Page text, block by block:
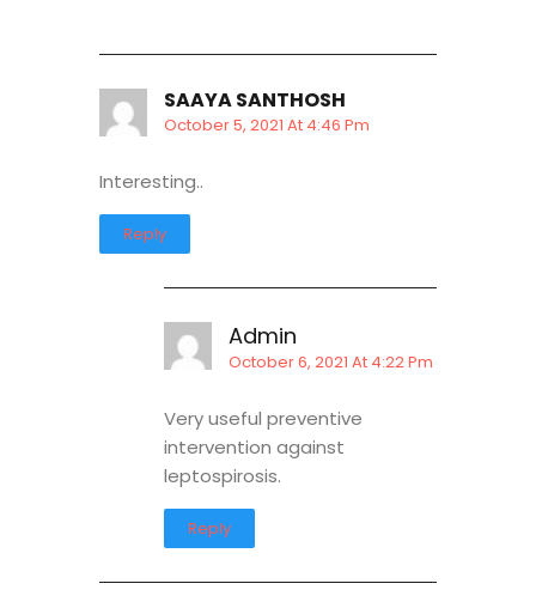
SAAYA SANTHOSH
October 5, 2021 At 4:46 Pm
Interesting..
Reply
Admin
October 6, 2021 At 4:22 Pm
Very useful preventive
intervention against
leptospirosis.
Reply